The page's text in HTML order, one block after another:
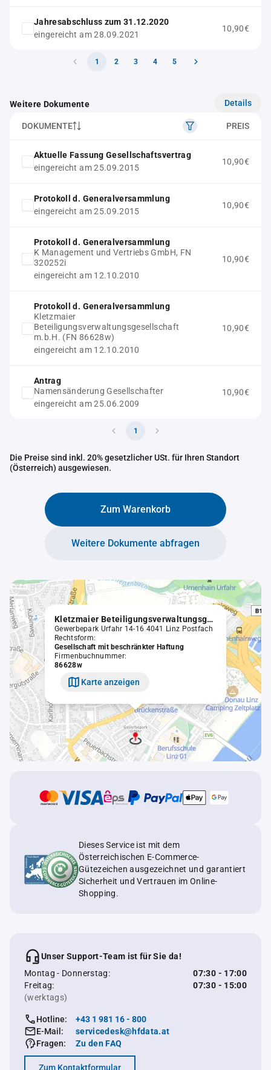
Jahresabschluss zum 31.12.2020
eingereicht am 28.09.2021
10,90€
1 2 3 4 5
Weitere Dokumente Details
DOKUMENTE PREIS
Aktuelle Fassung Gesellschaftsvertrag
eingereicht am 25.09.2015
10,90€
Protokoll d. Generalversammlung
eingereicht am 25.09.2015
10,90€
Protokoll d. Generalversammlung
K Management und Vertriebs GmbH, FN
320252i
eingereicht am 12.10.2010
10,90€
Protokoll d. Generalversammlung
Kletzmaier
Beteiligungsverwaltungsgesellschaft
m.b.H. (FN 86628w)
eingereicht am 12.10.2010
10,90€
Antrag
Namensänderung Gesellschafter
eingereicht am 25.06.2009
10,90€
1
Die Preise sind inkl. 20% gesetzlicher USt. für Ihren Standort
(Österreich) ausgewiesen.
Zum Warenkorb
Weitere Dokumente abfragen
Kletzmaier Beteiligungsverwaltungsgesellschaft m.b.H.
Gewerbepark Urfahr 14-16 4041 Linz Postfach
Rechtsform:
Gesellschaft mit beschränkter Haftung
Firmenbuchnummer:
86628w
Karte anzeigen
Dieses Service ist mit dem
Österreichischen E-Commerce-
Gütezeichen ausgezeichnet und garantiert
Sicherheit und Vertrauen im Online-
Shopping.
Unser Support-Team ist für Sie da!
Montag - Donnerstag:
07:30 - 17:00
Freitag:
07:30 - 15:00
(werktags)
Hotline:
+43 1 981 16 - 800
E-Mail:
servicedesk@hfdata.at
Fragen:
Zu den FAQ
Zum Kontaktformular